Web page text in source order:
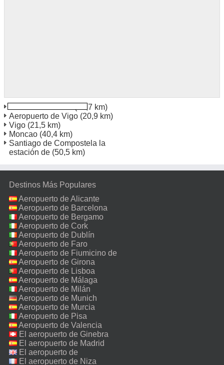
(20,7 km)
Aeropuerto de Vigo (20,9 km)
Vigo (21,5 km)
Moncao (40,4 km)
Santiago de Compostela la
estación de (50,5 km)
Destinos Más Populares
Aeropuerto de Alicante
Aeropuerto de Barcelona
Aeropuerto de Bergamo
Aeropuerto de Cork
Aeropuerto de Dublín
Aeropuerto de Faro
Aeropuerto de Fiumicino de
Roma
Aeropuerto de Girona
Aeropuerto de Lisboa
Aeropuerto de Málaga
Aeropuerto de Milán
Malpensa
Aeropuerto de Munich
Aeropuerto de Murcia
Aeropuerto de Pisa
Aeropuerto de Valencia
El aeropuerto de Ginebra
El aeropuerto de Madrid
El aeropuerto de
Manchester
El aeropuerto de Niza